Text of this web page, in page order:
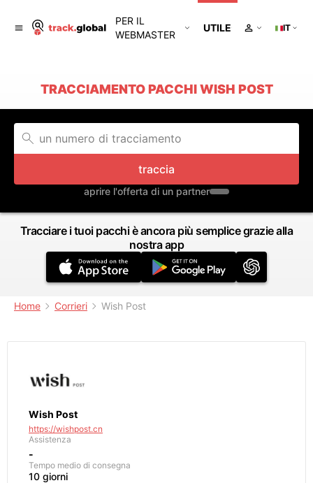
PER IL
WEBMASTER
UTILE IT
TRACCIAMENTO PACCHI WISH POST
traccia
aprire l'offerta di un partner
Tracciare i tuoi pacchi è ancora più semplice grazie alla
nostra app
Home Corrieri Wish Post
Wish Post
https://wishpost.cn
Assistenza
-
Tempo medio di consegna
10 giorni